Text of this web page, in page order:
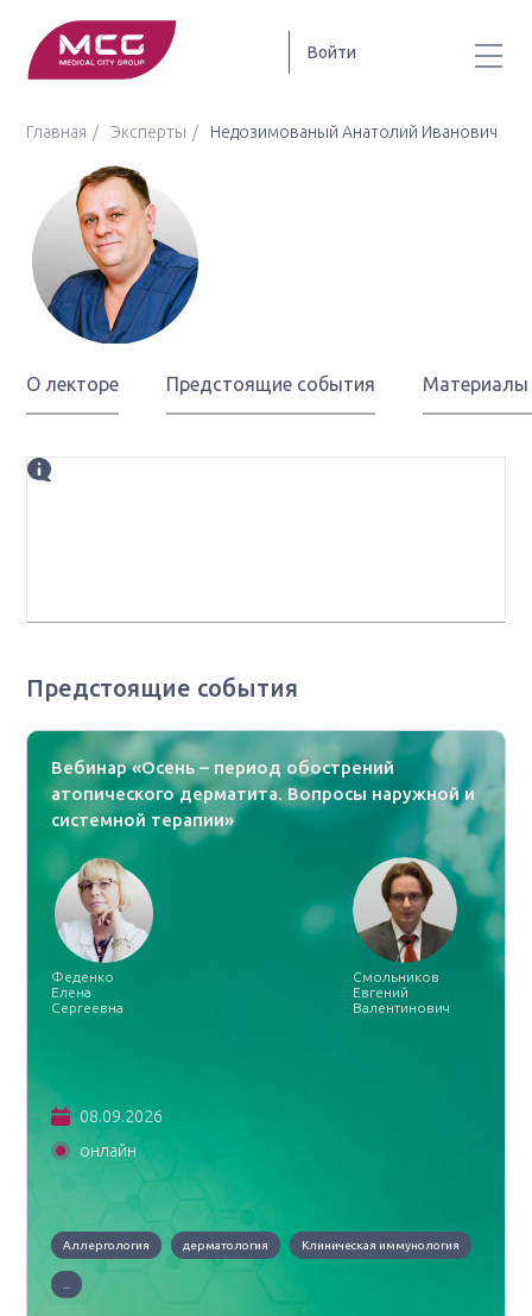
Войти
Главная Эксперты Недозимованый Анатолий Иванович
О лекторе Предстоящие события Материалы
Предстоящие события
Вебинар «Осень – период обострений
атопического дерматита. Вопросы наружной и
системной терапии»
Феденко
Елена
Сергеевна
Смольников
Евгений
Валентинович
08.09.2026
онлайн
Аллергология дерматология Клиническая иммунология